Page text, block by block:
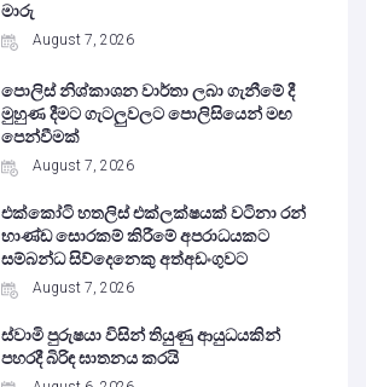
මාරු
August 7, 2026
පොලිස් නිශ්කාශන වාර්තා ලබා ගැනීමේ දී
මුහුණ දීමට ගැටලුවලට පොලිසියෙන් මඟ
පෙන්වීමක්
August 7, 2026
එක්කෝටි හතලිස් එක්ලක්ෂයක් වටිනා රන්
භාණ්ඩ සොරකම් කිරීමේ අපරාධයකට
සම්බන්ධ සිව්දෙනෙකු අත්අඩංගුවට
August 7, 2026
ස්වාමි පුරුෂයා විසින් තියුණු ආයුධයකින්
පහරදී බිරිඳ ඝාතනය කරයි